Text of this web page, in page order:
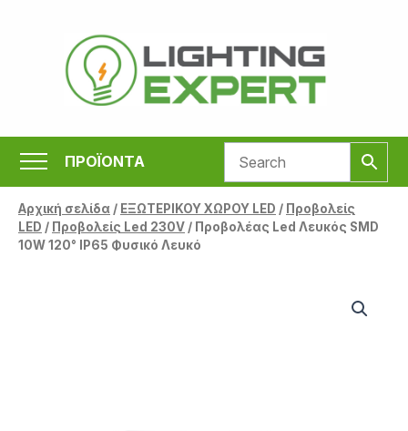
περιεχόμενο
ΠΡΟΪΟΝΤΑ
Αρχική σελίδα/ ΕΞΩΤΕΡΙΚΟΥ ΧΩΡΟΥ LED / Προβολείς
LED / Προβολείς Led 230V/ Προβολέας Led Λευκός SMD
10W 120° IP65 Φυσικό Λευκό